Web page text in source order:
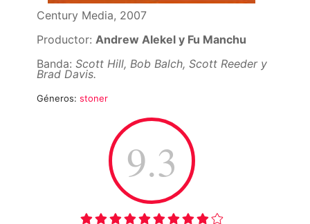
Century Media, 2007
Productor: Andrew Alekel y Fu Manchu
Banda: Scott Hill, Bob Balch, Scott Reeder y
Brad Davis.
Géneros: stoner
9.3